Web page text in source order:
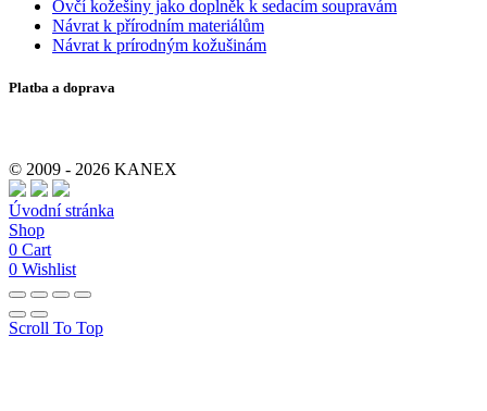
Ovčí kožešiny jako doplněk k sedacím soupravám
Návrat k přírodním materiálům
Návrat k prírodným kožušinám
Platba a doprava
© 2009 - 2026 KANEX
Úvodní stránka
Shop
0 Cart
0 Wishlist
Scroll To Top